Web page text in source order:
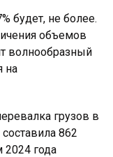
будет, не более.
объемов
волнообразный
на
грузов в
862
2024 года